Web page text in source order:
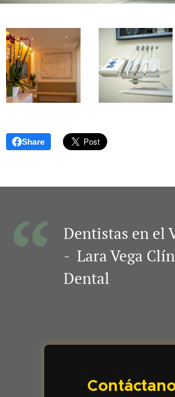
Share
Dentistas en el
- Lara Vega
Dental